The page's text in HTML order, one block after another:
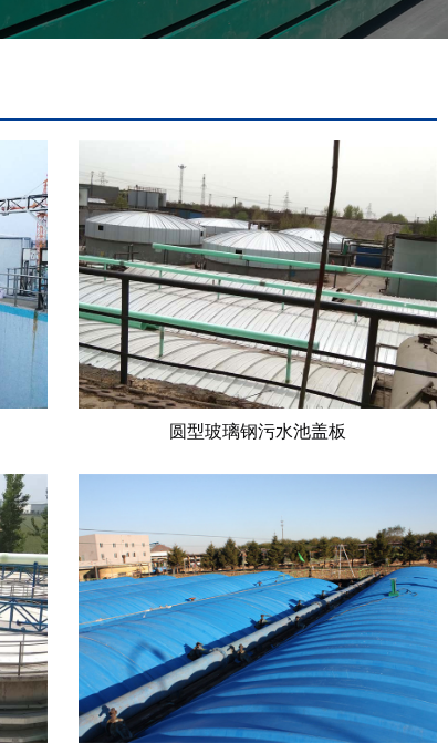
圆型玻璃钢污水池盖板